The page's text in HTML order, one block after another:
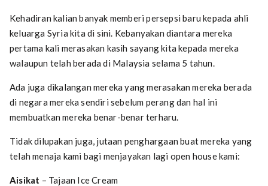
Kehadiran kalian banyak memberi persepsi baru kepada ahli
keluarga Syria kita di sini. Kebanyakan diantara mereka
pertama kali merasakan kasih sayang kita kepada mereka
walaupun telah berada di Malaysia selama 5 tahun.
Ada juga dikalangan mereka yang merasakan mereka berada
di negara mereka sendiri sebelum perang dan hal ini
membuatkan mereka benar-benar terharu.
Tidak dilupakan juga, jutaan penghargaan buat mereka yang
telah menaja kami bagi menjayakan lagi open house kami:
Aisikat – Tajaan Ice Cream